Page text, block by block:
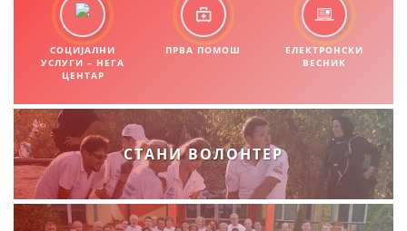
СОЦИЈАЛНИ
УСЛУГИ – НЕГА
ЦЕНТАР
ПРВА ПОМОШ
ЕЛЕКТРОНСКИ
ВЕСНИК
СТАНИ ВОЛОНТЕР